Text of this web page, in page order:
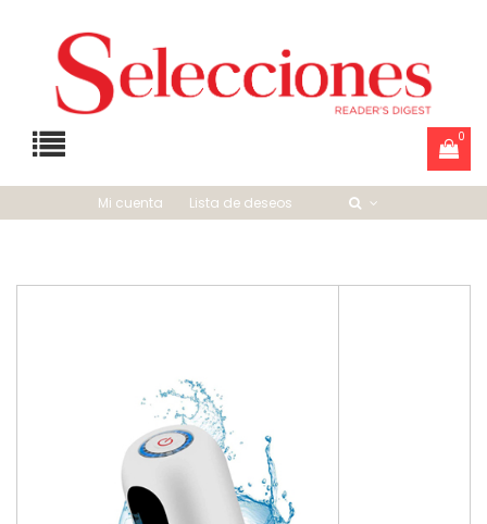
0
Mi cuenta Lista de deseos